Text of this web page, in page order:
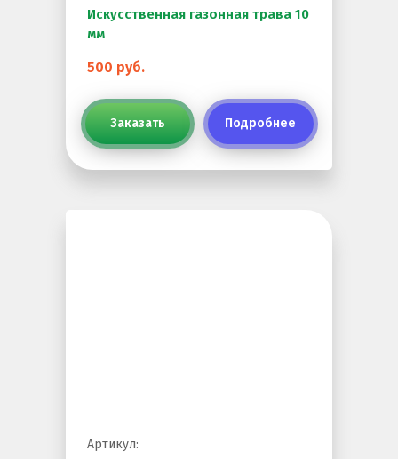
Цветная окрашенная крошка Eco Color Mill
Цветная окрашенная крошка EPDM
Черная SBR крошка
TPV крошка
Оборудование для укладки
Искусственная газонная трава 10
мм
500 руб.
Заказать Подробнее
Артикул: